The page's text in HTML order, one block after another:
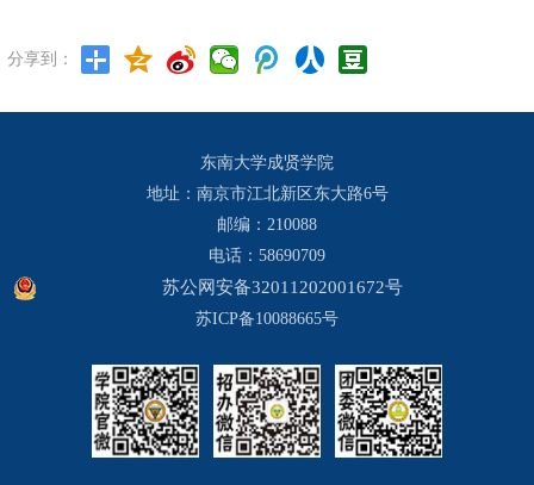
分享到：
东南大学成贤学院
地址：南京市江北新区东大路6号
邮编：210088
电话：58690709
苏公网安备32011202001672号
苏ICP备10088665号